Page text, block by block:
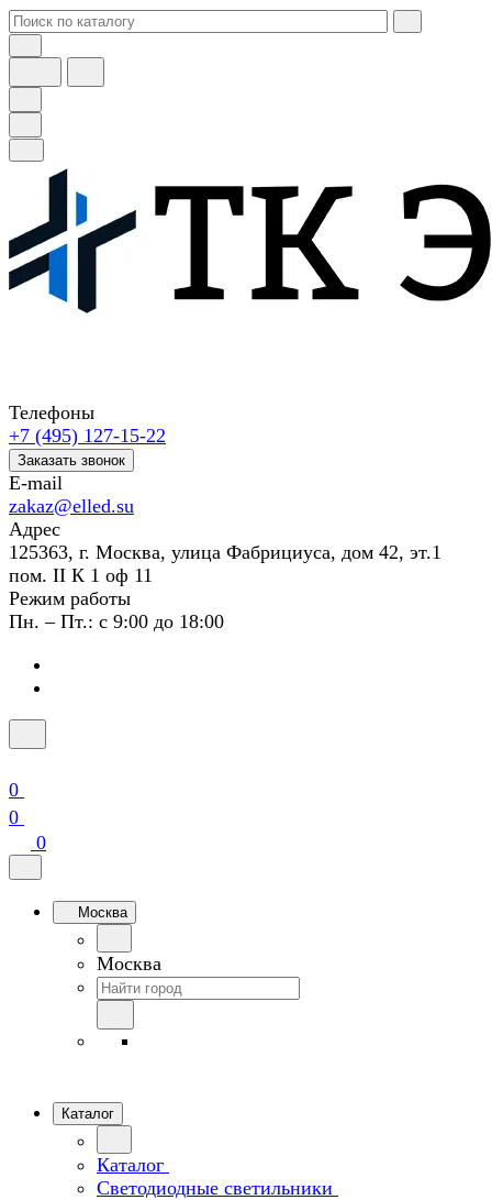
Телефоны
+7 (495) 127-15-22
Заказать звонок
E-mail
zakaz@elled.su
Адрес
125363, г. Москва, улица Фабрициуса, дом 42, эт.1
пом. II К 1 оф 11
Режим работы
Пн. – Пт.: с 9:00 до 18:00
0
0
0
Москва
Москва
Каталог
Каталог
Светодиодные светильники